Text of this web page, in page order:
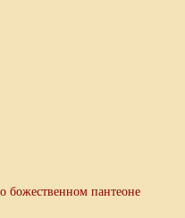
божественном пантеоне